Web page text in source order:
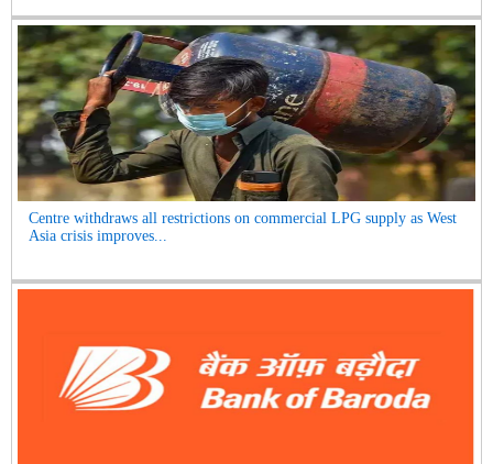
Centre withdraws all restrictions on commercial LPG supply as West
Asia crisis improves...